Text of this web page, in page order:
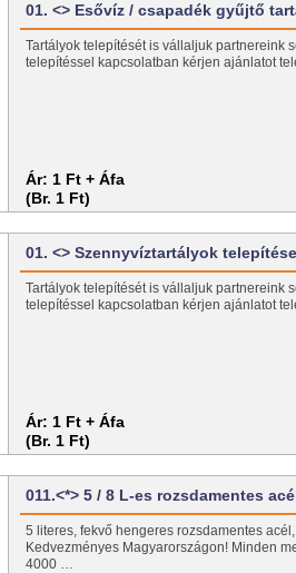
01. <> Esővíz / csapadék gyűjtő
Tartályok telepítését is vállaljuk partnereink
telepítéssel kapcsolatban kérjen ajánlatot
Ár: 1 Ft + Áfa
(Br. 1 Ft)
01. <> Szennyvíztartályok
Tartályok telepítését is vállaljuk partnereink
telepítéssel kapcsolatban kérjen ajánlatot
Ár: 1 Ft + Áfa
(Br. 1 Ft)
011.<*> 5 / 8 L-es rozsdamentes
5 literes, fekvő hengeres rozsdamentes
Kedvezményes Magyarországon! Minden
4000 …